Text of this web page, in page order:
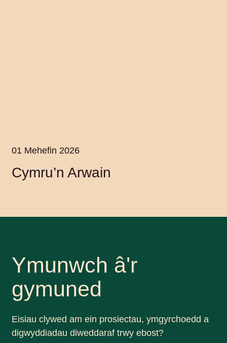
01 Mehefin 2026
Cymru’n Arwain
Ymunwch â'r
gymuned
Eisiau clywed am ein prosiectau, ymgyrchoedd a
digwyddiadau diweddaraf trwy ebost?